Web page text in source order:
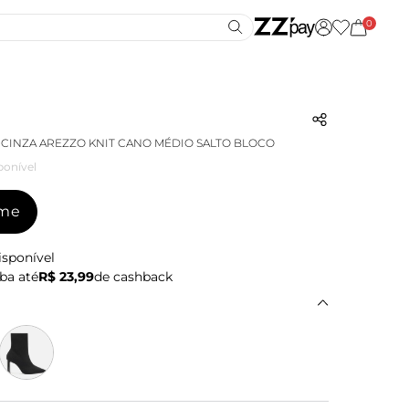
0
AREZZO KNIT CANO MÉDIO SALTO BLOCO
atéR$ 23,99de cashback